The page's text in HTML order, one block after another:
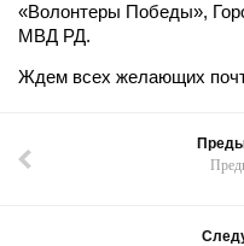
«Волонтеры Победы»,
МВД РД.
Ждем всех желающих